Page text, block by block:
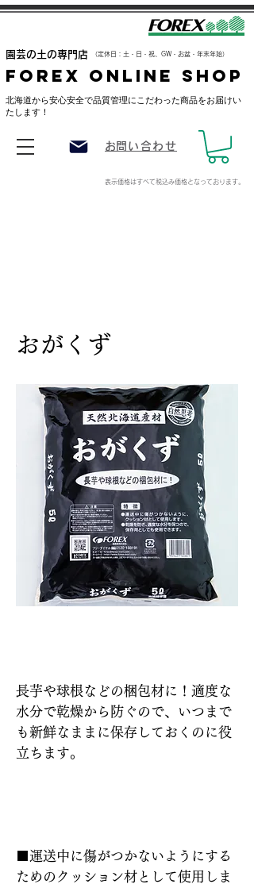
​園芸の土の専門店
FOREX ONLINE SHOP
表示価格はすべて税込み価格となっております。
（定休日：土・日・祝、GW・お盆・年末年始）
​お問い合わせ
​北海道から安心安全で品質管理にこだわった商品をお届けい
たします！
おがくず
長芋や球根などの梱包材に！適度な
水分で乾燥から防ぐので、いつまで
も新鮮なままに保存しておくのに役
立ちます。
■運送中に傷がつかないようにする
ためのクッション材として使用しま